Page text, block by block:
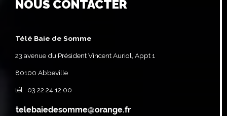
NOUS CONTACTER
Télé Baie de Somme
23 avenue du Président Vincent Auriol, Appt 1
80100 Abbeville
tél : 03 22 24 12 00